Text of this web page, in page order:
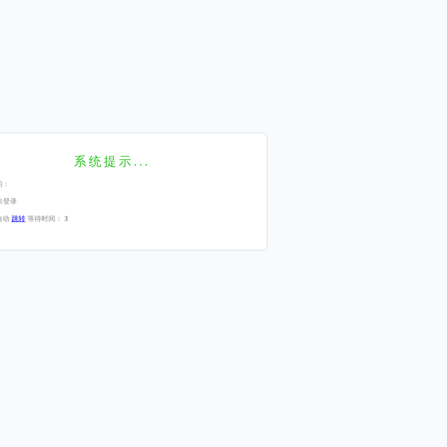
系统提示...
登录
动 跳转 等待时间： 3